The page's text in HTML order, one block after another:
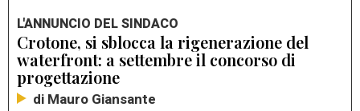
L'ANNUNCIO DEL SINDACO
Crotone, si sblocca la rigenerazione del
waterfront: a settembre il concorso di
progettazione
di Mauro Giansante